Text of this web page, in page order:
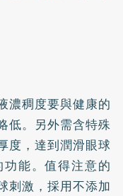
濃稠度要與健康的
低。另外需含特殊
度，達到潤滑眼球
能。值得注意的
刺激，採用不添加